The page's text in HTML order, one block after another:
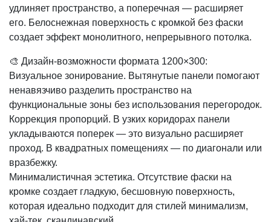
удлиняет пространство, а поперечная — расширяет
его. Белоснежная поверхность с кромкой без фаски
создает эффект монолитного, непрерывного потолка.
🎨 Дизайн-возможности формата 1200×300:
Визуальное зонирование. Вытянутые панели помогают
ненавязчиво разделить пространство на
функциональные зоны без использования перегородок.
Коррекция пропорций. В узких коридорах панели
укладываются поперек — это визуально расширяет
проход. В квадратных помещениях — по диагонали или
вразбежку.
Минималистичная эстетика. Отсутствие фаски на
кромке создает гладкую, бесшовную поверхность,
которая идеально подходит для стилей минимализм,